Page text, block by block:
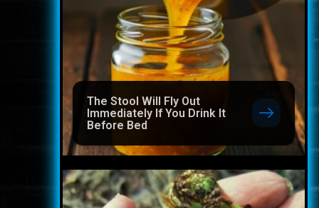
The Stool Will Fly Out
Immediately If You Drink It
Before Bed